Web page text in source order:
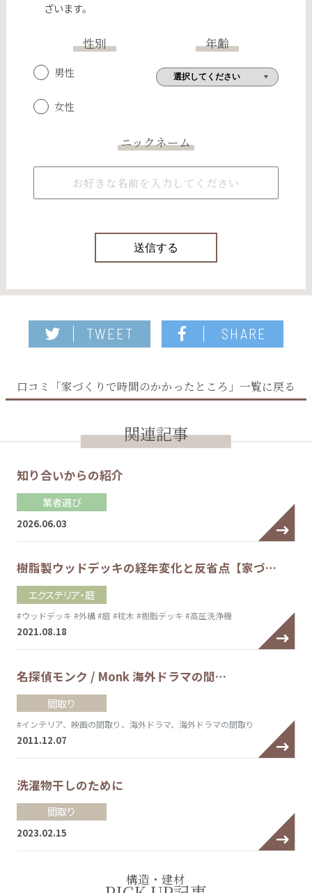
ざいます。
性別
男性
女性
年齢
ニックネーム
TWEET SHARE
口コミ「家づくりで時間のかかったところ」一覧に戻る
関連記事
知り合いからの紹介
業者選び
2026.06.03
樹脂製ウッドデッキの経年変化と反省点【家づ…
エクステリア・庭
#ウッドデッキ #外構#庭 #枕木 #樹脂デッキ #高圧洗浄機
2021.08.18
名探偵モンク / Monk 海外ドラマの間…
間取り
#インテリア、映画の間取り、海外ドラマ、海外ドラマの間取り
2011.12.07
洗濯物干しのために
間取り
2023.02.15
構造・建材